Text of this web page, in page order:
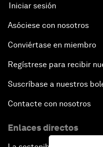
Iniciar sesión
Asóciese con nosotros
Conviértase en miembro
Regístrese para recibir
Suscríbase a nuestros
Contacte con nosotros
Enlaces directos